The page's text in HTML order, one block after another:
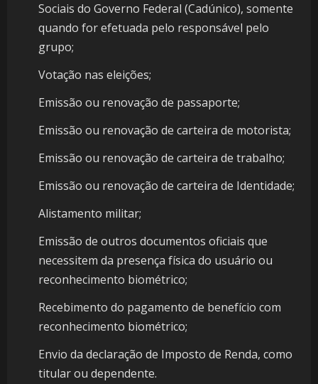
Sociais do Governo Federal (Cadúnico), somente
quando for efetuada pelo responsável pelo
grupo;
Votação nas eleições;
Emissão ou renovação de passaporte;
Emissão ou renovação de carteira de motorista;
Emissão ou renovação de carteira de trabalho;
Emissão ou renovação de carteira de Identidade;
Alistamento militar;
Emissão de outros documentos oficiais que
necessitem da presença física do usuário ou
reconhecimento biométrico;
Recebimento do pagamento de benefício com
reconhecimento biométrico;
Envio da declaração de Imposto de Renda, como
titular ou dependente.